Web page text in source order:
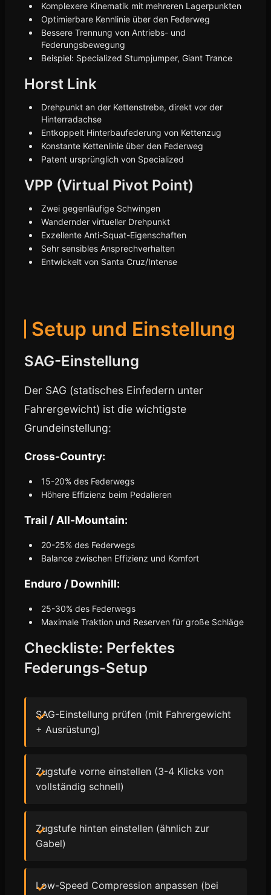
Komplexere Kinematik mit mehreren Lagerpunkten
Optimierbare Kennlinie über den Federweg
Bessere Trennung von Antriebs- und
Federungsbewegung
Beispiel: Specialized Stumpjumper, Giant Trance
Horst Link
Drehpunkt an der Kettenstrebe, direkt vor der
Hinterradachse
Entkoppelt Hinterbaufederung von Kettenzug
Konstante Kettenlinie über den Federweg
Patent ursprünglich von Specialized
VPP (Virtual Pivot Point)
Zwei gegenläufige Schwingen
Wandernder virtueller Drehpunkt
Exzellente Anti-Squat-Eigenschaften
Sehr sensibles Ansprechverhalten
Entwickelt von Santa Cruz/Intense
Setup und Einstellung
SAG-Einstellung
Der SAG (statisches Einfedern unter
Fahrergewicht) ist die wichtigste
Grundeinstellung:
Cross-Country:
15-20% des Federwegs
Höhere Effizienz beim Pedalieren
Trail / All-Mountain:
20-25% des Federwegs
Balance zwischen Effizienz und Komfort
Enduro / Downhill:
25-30% des Federwegs
Maximale Traktion und Reserven für große Schläge
Checkliste: Perfektes
Federungs-Setup
SAG-Einstellung prüfen (mit Fahrergewicht
+ Ausrüstung)
Zugstufe vorne einstellen (3-4 Klicks von
vollständig schnell)
Zugstufe hinten einstellen (ähnlich zur
Gabel)
Low-Speed Compression anpassen (bei